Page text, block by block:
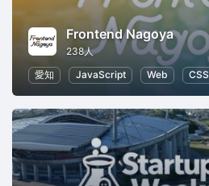
Frontend Nagoya
238人
愛知
JavaScript Web CSS